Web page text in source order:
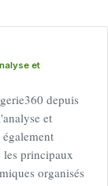
et
depuis
et
les principaux
organisés